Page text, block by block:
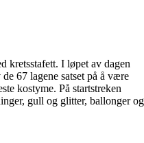
kretsstafett. I løpet av dagen
67 lagene satset på å være
kostyme. På startstreken
gull og glitter, ballonger og